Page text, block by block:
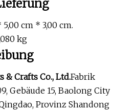
cm * 3,00 cm.
kg
& Crafts Co., Ltd.Fabrik
Gebäude 15, Baolong City
Provinz Shandong